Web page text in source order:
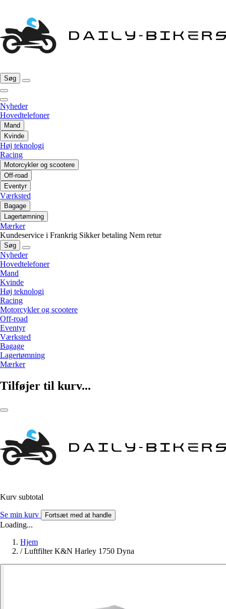
Søg
Nyheder
Hovedtelefoner
Mand
Kvinde
Høj teknologi
Racing
Motorcykler og scootere
Off-road
Eventyr
Værksted
Bagage
Lagertømning
Mærker
Kundeservice i Frankrig Sikker betaling Nem retur
Søg
Nyheder
Hovedtelefoner
Mand
Kvinde
Høj teknologi
Racing
Motorcykler og scootere
Off-road
Eventyr
Værksted
Bagage
Lagertømning
Mærker
Tilføjer til kurv...
Kurv subtotal
Se min kurv Fortsæt med at handle
Loading...
Hjem
/ Luftfilter K&N Harley 1750 Dyna